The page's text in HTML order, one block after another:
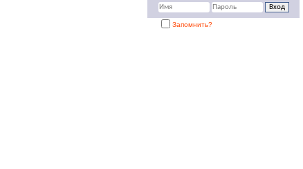
Запомнить?